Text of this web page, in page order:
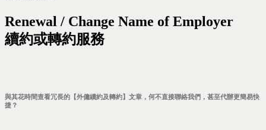
Renewal / Change Name of Employer
續約或轉約服務
與其花時間查看冗長的【外傭續約及轉約】文章，何不直接聯絡我們，甚至代辦更簡易快
捷？